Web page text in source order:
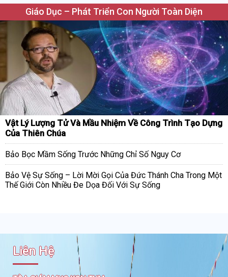
Giáo Dục – Phát Triển Con Người Toàn Diện
Vật Lý Lượng Tử Và Mầu Nhiệm Về Công Trình Tạo Dựng
Của Thiên Chúa
Bảo Bọc Mầm Sống Trước Những Chỉ Số Nguy Cơ
Bảo Vệ Sự Sống – Lời Mời Gọi Của Đức Thánh Cha Trong Một
Thế Giới Còn Nhiều Đe Dọa Đối Với Sự Sống
Liên Hệ